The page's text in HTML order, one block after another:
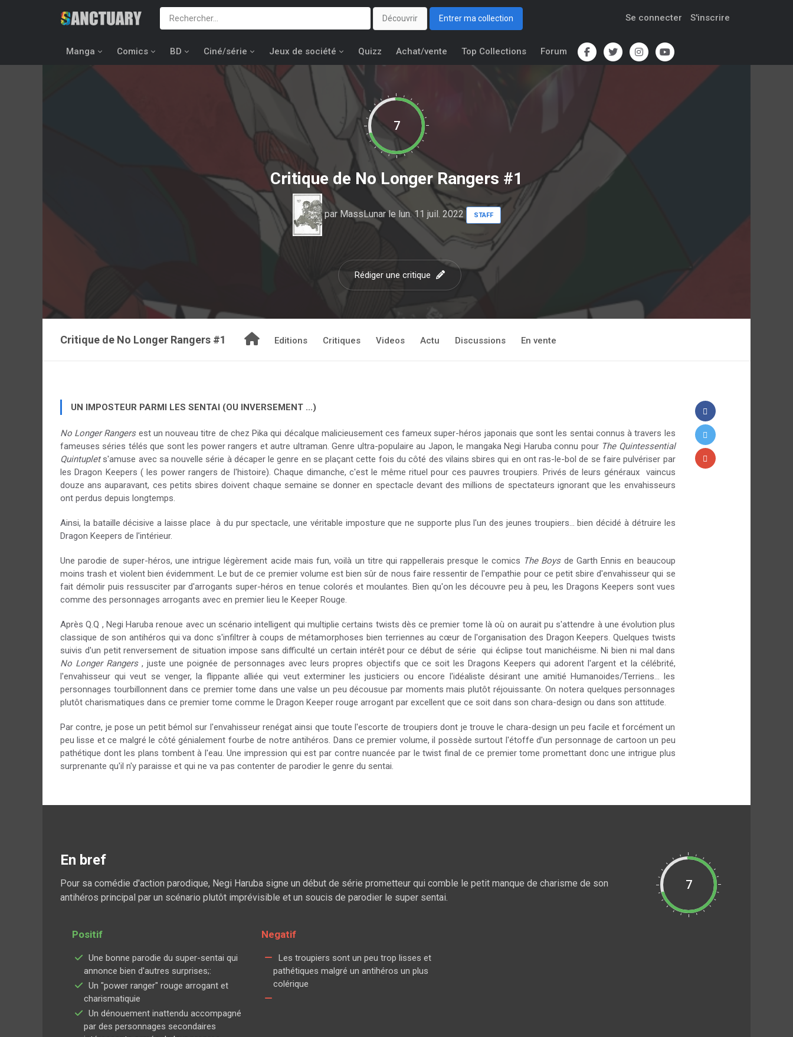
Découvrir Entrer ma collection Se connecter S'inscrire
Manga Comics BD Ciné/série Jeux de société Quizz Achat/vente Top Collections Forum
7
Critique de No Longer Rangers #1
par MassLunarle lun. 11 juil. 2022 STAFF
Rédiger une critique
Critique de No Longer Rangers #1 Editions Critiques Videos Actu Discussions En vente
UN IMPOSTEUR PARMI LES SENTAI (OU INVERSEMENT ...)
No Longer Rangers est un nouveau titre de chez Pika qui décalque malicieusement ces fameux super-héros japonais que sont les sentai connus à travers les
fameuses séries télés que sont les power rangers et autre ultraman. Genre ultra-populaire au Japon, le mangaka Negi Haruba connu pour The Quintessential
Quintuplets'amuse avec sa nouvelle série à décaper le genre en se plaçant cette fois du côté des vilains sbires qui en ont ras-le-bol de se faire pulvériser par
les Dragon Keepers ( les power rangers de l'histoire). Chaque dimanche, c'est le même rituel pour ces pauvres troupiers. Privés de leurs généraux vaincus
douze ans auparavant, ces petits sbires doivent chaque semaine se donner en spectacle devant des millions de spectateurs ignorant que les envahisseurs
ont perdus depuis longtemps.
Ainsi, la bataille décisive a laisse place à du pur spectacle, une véritable imposture que ne supporte plus l'un des jeunes troupiers... bien décidé à détruire les
Dragon Keepers de l'intérieur.
Une parodie de super-héros, une intrigue légèrement acide mais fun, voilà un titre qui rappellerais presque le comics The Boys de Garth Ennis en beaucoup
moins trash et violent bien évidemment. Le but de ce premier volume est bien sûr de nous faire ressentir de l'empathie pour ce petit sbire d'envahisseur qui se
fait démolir puis ressusciter par d'arrogants super-héros en tenue colorés et moulantes. Bien qu'on les découvre peu à peu, les Dragons Keepers sont vues
comme des personnages arrogants avec en premier lieu le Keeper Rouge.
Après Q.Q , Negi Haruba renoue avec un scénario intelligent qui multiplie certains twists dès ce premier tome là où on aurait pu s'attendre à une évolution plus
classique de son antihéros qui va donc s'infiltrer à coups de métamorphoses bien terriennes au cœur de l'organisation des Dragon Keepers. Quelques twists
suivis d'un petit renversement de situation impose sans difficulté un certain intérêt pour ce début de série qui éclipse tout manichéisme. Ni bien ni mal dans
No Longer Rangers , juste une poignée de personnages avec leurs propres objectifs que ce soit les Dragons Keepers qui adorent l'argent et la célébrité,
l'envahisseur qui veut se venger, la flippante alliée qui veut exterminer les justiciers ou encore l'idéaliste désirant une amitié Humanoides/Terriens... les
personnages tourbillonnent dans ce premier tome dans une valse un peu décousue par moments mais plutôt réjouissante. On notera quelques personnages
plutôt charismatiques dans ce premier tome comme le Dragon Keeper rouge arrogant par excellent que ce soit dans son chara-design ou dans son attitude.
Par contre, je pose un petit bémol sur l'envahisseur renégat ainsi que toute l'escorte de troupiers dont je trouve le chara-design un peu facile et forcément un
peu lisse et ce malgré le côté génialement fourbe de notre antihéros. Dans ce premier volume, il possède surtout l'étoffe d'un personnage de cartoon un peu
pathétique dont les plans tombent à l'eau. Une impression qui est par contre nuancée par le twist final de ce premier tome promettant donc une intrigue plus
surprenante qu'il n'y paraisse et qui ne va pas contenter de parodier le genre du sentai.
En bref
Pour sa comédie d'action parodique, Negi Haruba signe un début de série prometteur qui comble le petit manque de charisme de son
antihéros principal par un scénario plutôt imprévisible et un soucis de parodier le super sentai.
7
Positif
Une bonne parodie du super-sentai qui
annonce bien d'autres surprises;:
Un "power ranger" rouge arrogant et
charismatiquie
Un dénouement inattendu accompagné
par des personnages secondaires
Negatif
Les troupiers sont un peu trop lisses et
pathétiques malgré un antihéros un plus
colérique